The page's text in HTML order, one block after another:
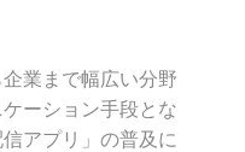
業まで幅広い分野
ーション手段とな
アプリ」の普及に